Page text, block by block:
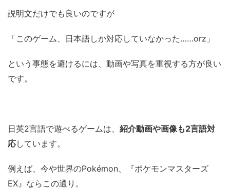
説明文だけでも良いのですが
「このゲーム、日本語しか対応していなかった……orz」
という事態を避けるには、動画や写真を重視する方が良い
です。
日英2言語で遊べるゲームは、 紹介動画や画像も2言語対
応しています。
例えば、今や世界のPokémon、『ポケモンマスターズ
EX』ならこの通り。